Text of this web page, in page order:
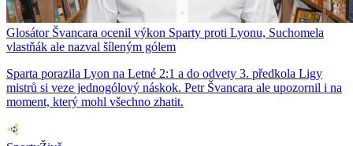
Glosátor Švancara ocenil výkon Sparty proti Lyonu, Suchomela
vlastňák ale nazval šíleným gólem
Sparta porazila Lyon na Letné 2:1 a do odvety 3. předkola Ligy
mistrů si veze jednogólový náskok. Petr Švancara ale upozornil i na
moment, který mohl všechno zhatit.